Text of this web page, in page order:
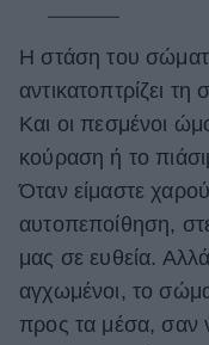
Η στάση του
αντικατοπτρίζει
Και οι πεσμένοι
κούραση ή το
Όταν είμαστε
αυτοπεποίθηση,
μας σε ευθεία.
αγχωμένοι, το σώμα
προς τα μέσα,